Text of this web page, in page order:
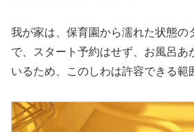
我が家は、保育園から濡れた状態の
で、スタート予約はせず、お風呂あ
いるため、このしわは許容できる